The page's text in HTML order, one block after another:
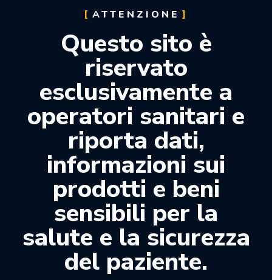
OT STRATEGY CAPP. VERDE ACQUA X DUPL. –
047CSDDR8
27,00
ATTENZIONE
Questo sito è
riservato
esclusivamente a
operatori sanitari e
riporta dati,
informazioni sui
prodotti e beni
sensibili per la
salute e la sicurezza
del paziente.